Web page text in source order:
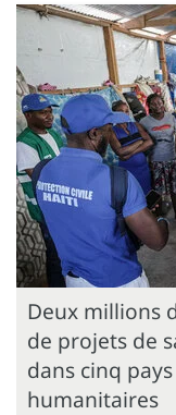
Deux millions
de projets de
dans cinq
humanitaires